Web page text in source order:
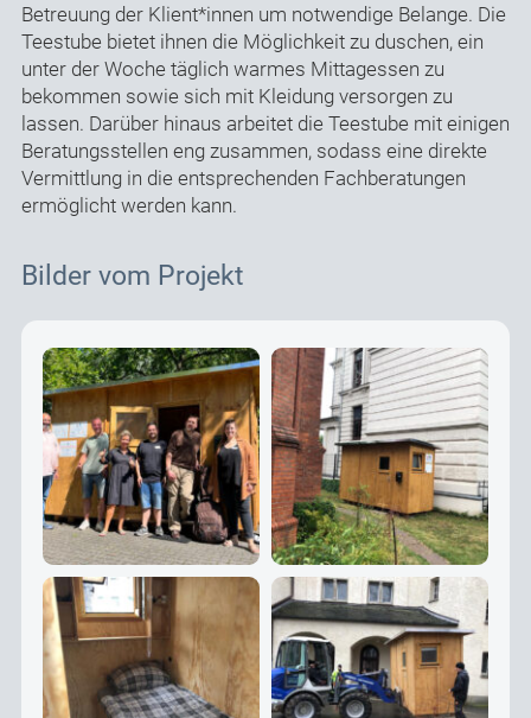
Betreuung der Klient*innen um notwendige Belange. Die
Teestube bietet ihnen die Möglichkeit zu duschen, ein
unter der Woche täglich warmes Mittagessen zu
bekommen sowie sich mit Kleidung versorgen zu
lassen. Darüber hinaus arbeitet die Teestube mit einigen
Beratungsstellen eng zusammen, sodass eine direkte
Vermittlung in die entsprechenden Fachberatungen
ermöglicht werden kann.
Bilder vom Projekt